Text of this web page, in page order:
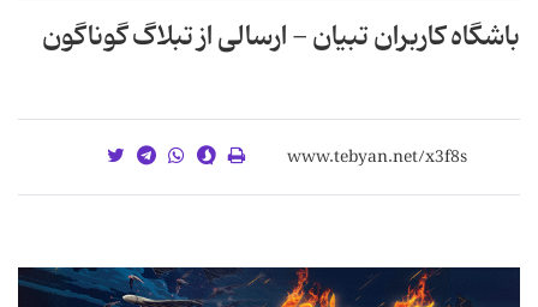
باشگاه کاربران تبیان - ارسالی از تبلاگ گوناگون